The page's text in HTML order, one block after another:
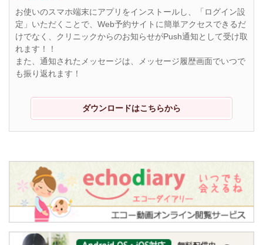
お使いのスマホ端末にアプリをインストールし、「ログイン設
定」いただくことで、Web予約サイトに簡単アクセスできるだ
けでなく、クリニックからのお知らせがPush通知として受け取
れます！！
また、通知されたメッセージは、メッセージ履歴画面でいつで
も振り返れます！
ダウンロードはこちらから